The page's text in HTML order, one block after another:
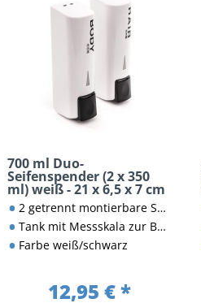
700 ml Duo-
Seifenspender (2 x 350
ml) weiß - 21 x 6,5 x 7 cm
2 getrennt montierbare Seifenspender a 350 ml
Tank mit Messskala zur Befüllung entnehmbar
Farbe weiß/schwarz
12,95 € *